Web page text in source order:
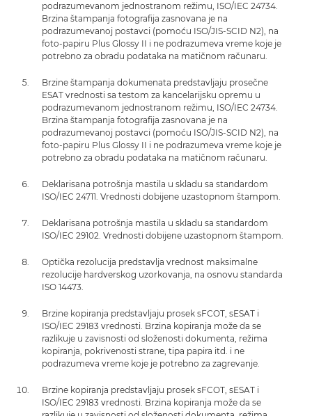
podrazumevanom jednostranom režimu, ISO/IEC 24734.
Brzina štampanja fotografija zasnovana je na
podrazumevanoj postavci (pomoću ISO/JIS-SCID N2), na
foto-papiru Plus Glossy II i ne podrazumeva vreme koje je
potrebno za obradu podataka na matičnom računaru.
Brzine štampanja dokumenata predstavljaju prosečne
ESAT vrednosti sa testom za kancelarijsku opremu u
podrazumevanom jednostranom režimu, ISO/IEC 24734.
Brzina štampanja fotografija zasnovana je na
podrazumevanoj postavci (pomoću ISO/JIS-SCID N2), na
foto-papiru Plus Glossy II i ne podrazumeva vreme koje je
potrebno za obradu podataka na matičnom računaru.
Deklarisana potrošnja mastila u skladu sa standardom
ISO/IEC 24711. Vrednosti dobijene uzastopnom štampom.
Deklarisana potrošnja mastila u skladu sa standardom
ISO/IEC 29102. Vrednosti dobijene uzastopnom štampom.
Optička rezolucija predstavlja vrednost maksimalne
rezolucije hardverskog uzorkovanja, na osnovu standarda
ISO 14473.
Brzine kopiranja predstavljaju prosek sFCOT, sESAT i
ISO/IEC 29183 vrednosti. Brzina kopiranja može da se
razlikuje u zavisnosti od složenosti dokumenta, režima
kopiranja, pokrivenosti strane, tipa papira itd. i ne
podrazumeva vreme koje je potrebno za zagrevanje.
Brzine kopiranja predstavljaju prosek sFCOT, sESAT i
ISO/IEC 29183 vrednosti. Brzina kopiranja može da se